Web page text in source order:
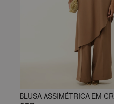
BLUSA ASSIMÉTRICA EM